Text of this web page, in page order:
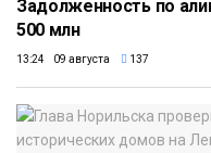
Задолженность по
500 млн
13:24 09 августа 137